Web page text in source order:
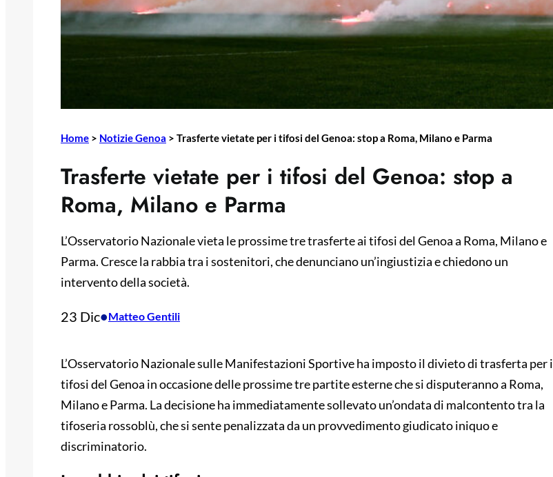
Home > Notizie Genoa > Trasferte vietate per i tifosi del Genoa: stop a Roma, Milano e Parma
Trasferte vietate per i tifosi del Genoa: stop a
Roma, Milano e Parma
L’Osservatorio Nazionale vieta le prossime tre trasferte ai tifosi del Genoa a Roma, Milano e
Parma. Cresce la rabbia tra i sostenitori, che denunciano un’ingiustizia e chiedono un
intervento della società.
23 Dic•Matteo Gentili
L’Osservatorio Nazionale sulle Manifestazioni Sportive ha imposto il divieto di trasferta per i
tifosi del Genoa in occasione delle prossime tre partite esterne che si disputeranno a Roma,
Milano e Parma. La decisione ha immediatamente sollevato un’ondata di malcontento tra la
tifoseria rossoblù, che si sente penalizzata da un provvedimento giudicato iniquo e
discriminatorio.